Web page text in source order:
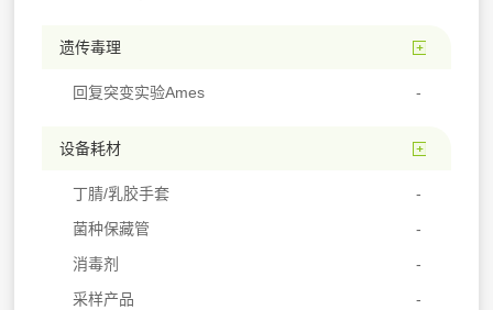
遗传毒理
回复突变实验Ames
设备耗材
丁腈/乳胶手套
菌种保藏管
消毒剂
采样产品